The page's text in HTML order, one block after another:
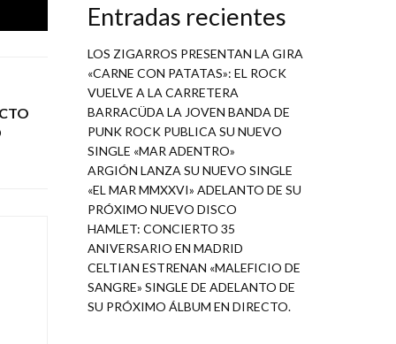
Entradas recientes
LOS ZIGARROS PRESENTAN LA GIRA
«CARNE CON PATATAS»: EL ROCK
VUELVE A LA CARRETERA
BARRACÜDA LA JOVEN BANDA DE
PUNK ROCK PUBLICA SU NUEVO
SINGLE «MAR ADENTRO»
ARGIÓN LANZA SU NUEVO SINGLE
«EL MAR MMXXVI» ADELANTO DE SU
PRÓXIMO NUEVO DISCO
HAMLET: CONCIERTO 35
ANIVERSARIO EN MADRID
CELTIAN ESTRENAN «MALEFICIO DE
SANGRE» SINGLE DE ADELANTO DE
SU PRÓXIMO ÁLBUM EN DIRECTO.